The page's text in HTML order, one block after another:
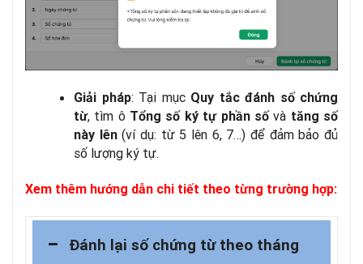
Giải pháp: Tại mục Quy tắc đánh số chứng
từ, tìm ô Tổng số ký tự phần sốvà tăng số
này lên(ví dụ: từ 5 lên 6, 7…) để đảm bảo đủ
số lượng ký tự.
Xem thêm hướng dẫn chi tiết theo từng trường hợp:
Đánh lại số chứng từ theo tháng